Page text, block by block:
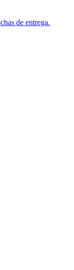
de entrega.